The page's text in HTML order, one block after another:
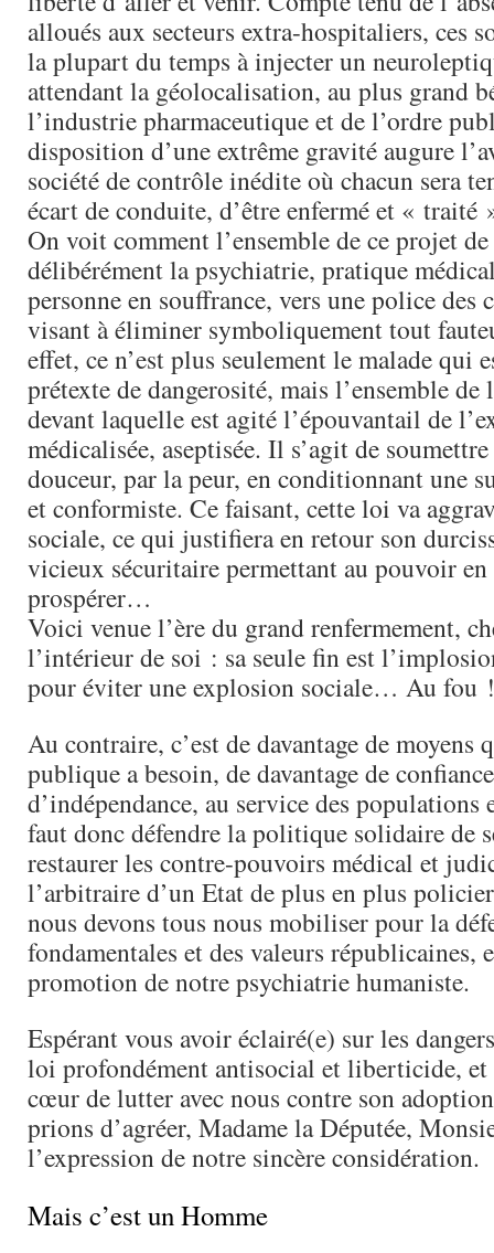
alloués aux secteurs extra-hospitaliers, ces
la plupart du temps à injecter un
attendant la géolocalisation, au plus grand
l’industrie pharmaceutique et de l’ordre
disposition d’une extrême gravité augure
société de contrôle inédite où chacun sera
écart de conduite, d’être enfermé et « traité
On voit comment l’ensemble de ce projet
délibérément la psychiatrie, pratique
personne en souffrance, vers une police des
visant à éliminer symboliquement tout
effet, ce n’est plus seulement le malade qui
prétexte de dangerosité, mais l’ensemble
devant laquelle est agité l’épouvantail de
médicalisée, aseptisée. Il s’agit de
douceur, par la peur, en conditionnant une
et conformiste. Ce faisant, cette loi va
sociale, ce qui justifiera en retour son
vicieux sécuritaire permettant au pouvoir en
prospérer…
Voici venue l’ère du grand renfermement,
l’intérieur de soi : sa seule fin est
pour éviter une explosion sociale… Au fou !
Au contraire, c’est de davantage de moyens
publique a besoin, de davantage de
d’indépendance, au service des populations
faut donc défendre la politique solidaire de
restaurer les contre-pouvoirs médical et
l’arbitraire d’un Etat de plus en plus
nous devons tous nous mobiliser pour la
fondamentales et des valeurs républicaines,
promotion de notre psychiatrie humaniste.
Espérant vous avoir éclairé(e) sur les
loi profondément antisocial et liberticide, et
cœur de lutter avec nous contre son
prions d’agréer, Madame la Députée,
l’expression de notre sincère considération.
Mais c’est un Homme